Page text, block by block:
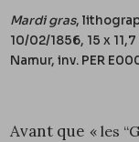
Mardi gras,
10/02/1856, 15 x
Namur, inv. PER
Avant que « les